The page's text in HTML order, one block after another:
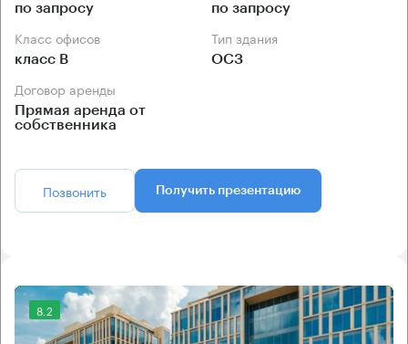
по запросу по запросу
Класс офисов
класс B
Тип здания
ОСЗ
Договор аренды
Прямая аренда от
собственника
Позвонить Получить презентацию
8.2